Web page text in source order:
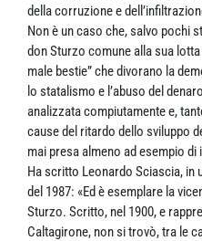
della corruzione e
Non è un caso che, salvo pochi
don Sturzo comune alla sua
male bestie” che divorano la
lo statalismo e l’abuso del
analizzata compiutamente e,
cause del ritardo dello sviluppo
mai presa almeno ad esempio di
Ha scritto Leonardo Sciascia, in
del 1987: «Ed è esemplare la
Sturzo. Scritto, nel 1900, e
Caltagirone, non si trovò, tra le